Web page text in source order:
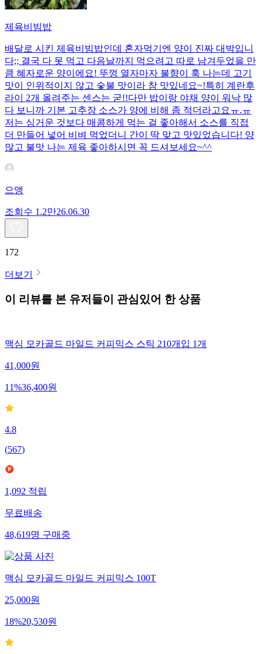
제육비빔밥
배달로 시킨 제육비빔밥인데 혼자먹기엔 양이 진짜 대박입니
다;; 결국 다 못 먹고 다음날까지 먹으려고 따로 남겨두었을 만
큼 혜자로운 양이에요! 뚜껑 열자마자 불향이 훅 나는데 고기
맛이 인위적이지 않고 숯불 맛이라 참 맛있네요~!특히 계란후
라이 2개 올려주는 센스는 굳!! ​다만 밥이랑 야채 양이 워낙 많
다 보니까 기본 고추장 소스가 양에 비해 좀 적더라고요ㅠ.ㅠ
저는 싱거운 것보다 매콤하게 먹는 걸 좋아해서 소스를 직접
더 만들어 넣어 비벼 먹었더니 간이 딱 맞고 맛있었습니다! 양
많고 불맛 나는 제육 좋아하시면 꼭 드셔보세요~^^
으앵
조회수 1.2만26.06.30
172
더보기
이 리뷰를 본 유저들이 관심있어 한 상품
맥심 모카골드 마일드 커피믹스 스틱 210개입 1개
41,000원
11%36,400원
4.8
(567)
1,092 적립
무료배송
48,619명 구매중
맥심 모카골드 마일드 커피믹스 100T
25,000원
18%20,530원